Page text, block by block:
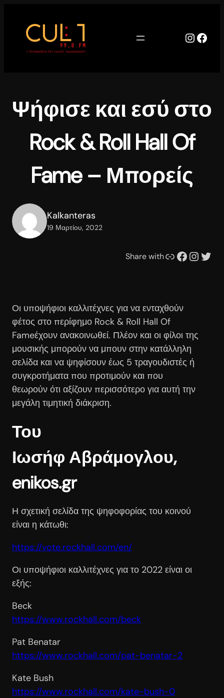
περιεχόμενο
Ψήφισε και εσύ στο
Rock & Roll Hall Of
Fame – Μπορείς
Kalkanteras
19 Μαρτίου, 2022
Share withΣυνδέσμου Facebook Instagram Twitter
Οι υποψήφιοι καλλιτέχνες για να ενταχθούν
φέτος στο περίφημο Rock & Roll Hall Of
Fameέχουν ανακοινωθεί. Πλέον και οι φίλοι της
μουσικής μπορούν να μπουν στην κατάλληλη
σελίδα και να ψηφίσουν έως 5 τραγουδιστές ή
συγκροτήματα που προτιμούν και που
θεωρούν ότι αξίζουν περισσότερο για αυτή την
μεγάλη τιμητική διάκριση.
Του
Ιωσήφ Αβράμογλου,
enikos.gr
Η σχετική σελίδα της ψηφοφορίας του κοινού
είναι η κάτωθι:
https://vote.rockhall.com/en/
Οι υποψήφιοι καλλιτέχνες για το 2022 είναι οι
εξής:
Beck
https://www.rockhall.com/beck
Pat Benatar
https://www.rockhall.com/pat-benatar-2
Kate Bush
https://www.rockhall.com/kate-bush-0